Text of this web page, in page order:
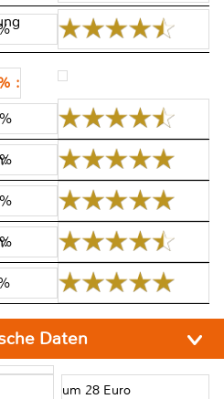
:
Daten
um 28 Euro